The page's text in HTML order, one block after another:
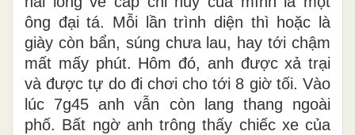
ông đại tá. Mỗi lần trình diện thì hoặc là
giày còn bẩn, súng chưa lau, hay tới chậm
mất mấy phút. Hôm đó, anh được xả trại
và được tự do đi chơi cho tới 8 giờ tối. Vào
lúc 7g45 anh vẫn còn lang thang ngoài
phố. Bất ngờ anh trông thấy chiếc xe của